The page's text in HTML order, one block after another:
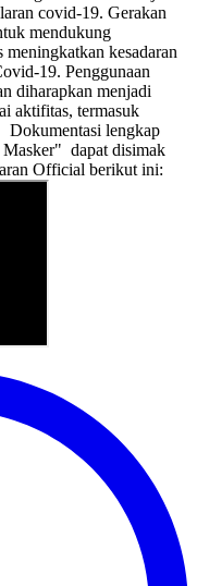
covid-19. Gerakan
mendukung
meningkatkan kesadaran
19. Penggunaan
diharapkan menjadi
aktifitas, termasuk
lengkap
dapat disimak
Official berikut ini: